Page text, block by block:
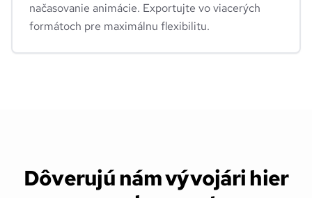
načasovanie animácie. Exportujte vo viacerých
formátoch pre maximálnu flexibilitu.
Dôverujú nám vývojári hier